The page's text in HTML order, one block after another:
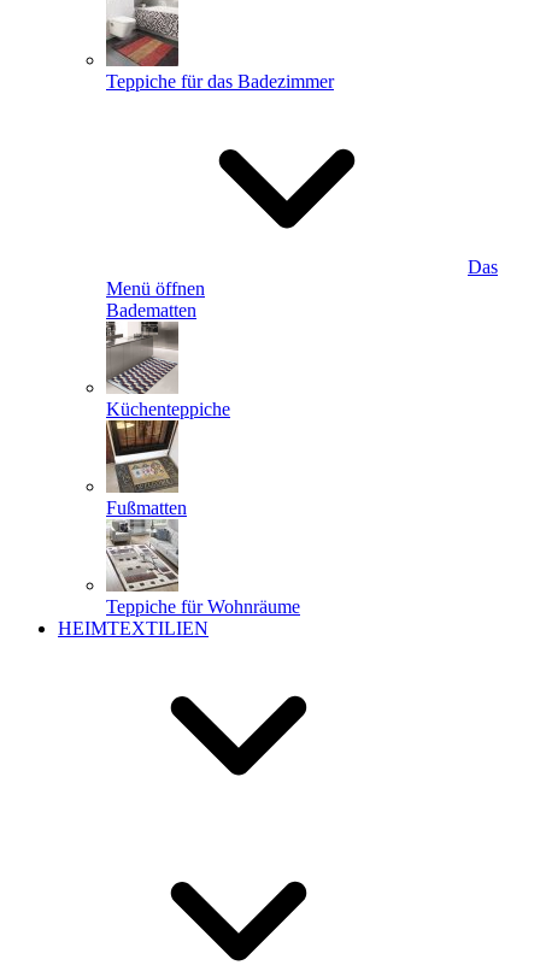
Teppiche für das Badezimmer
Das
Menü öffnen
Badematten
Küchenteppiche
Fußmatten
Teppiche für Wohnräume
HEIMTEXTILIEN